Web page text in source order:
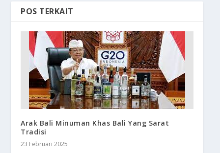
POS TERKAIT
Arak Bali Minuman Khas Bali Yang Sarat
Tradisi
23 Februari 2025